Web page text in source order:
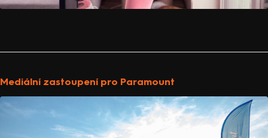
Mediální zastoupení pro Paramount